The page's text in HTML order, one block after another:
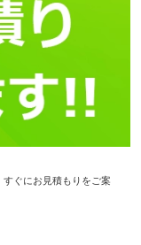
ぐにお見積もりをご案